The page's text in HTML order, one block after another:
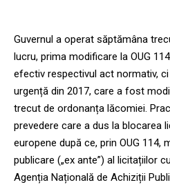
Guvernul a operat săptămâna
lucru, prima modificare la OUG
efectiv respectivul act normativ,
urgență din 2017, care a fost
trecut de ordonanța lăcomiei.
prevedere care a dus la blocarea
europene după ce, prin OUG 114,
publicare („ex ante”) al licitațiilor
Agenția Națională de Achiziții